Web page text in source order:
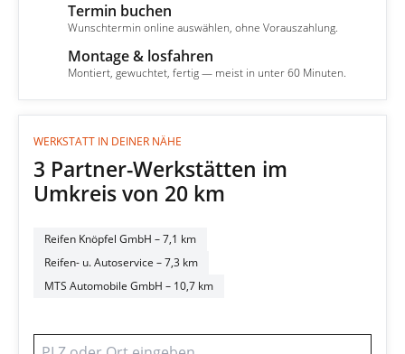
Termin buchen
Wunschtermin online auswählen, ohne Vorauszahlung.
Montage & losfahren
Montiert, gewuchtet, fertig — meist in unter 60 Minuten.
WERKSTATT IN DEINER NÄHE
3 Partner-Werkstätten im
Umkreis von 20 km
Reifen Knöpfel GmbH – 7,1 km
Reifen- u. Autoservice – 7,3 km
MTS Automobile GmbH – 10,7 km